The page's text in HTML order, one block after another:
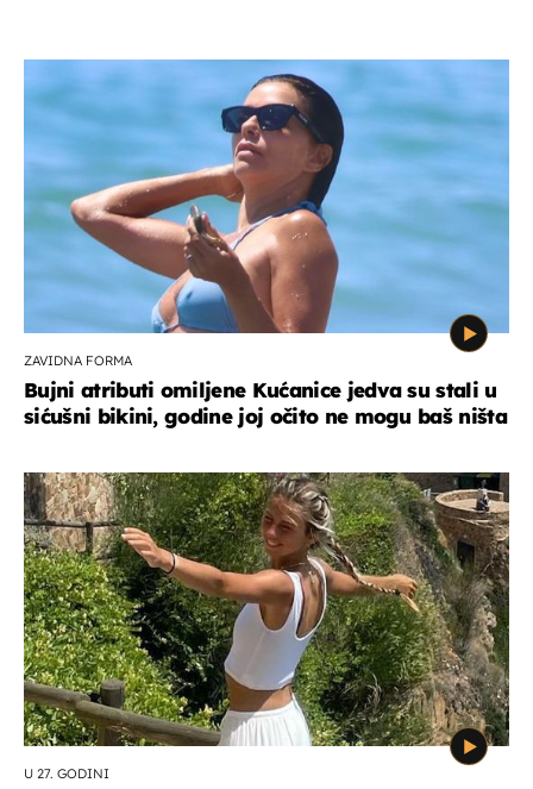
ZAVIDNA FORMA
Bujni atributi omiljene Kućanice jedva su stali u
sićušni bikini, godine joj očito ne mogu baš ništa
U 27. GODINI